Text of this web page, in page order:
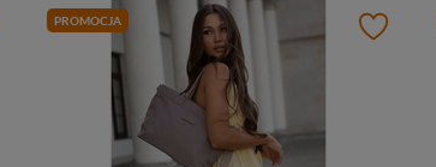
PROMOCJA